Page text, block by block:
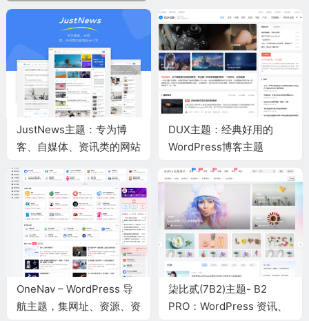
JustNews主题：专为博
客、自媒体、资讯类的网站
DUX主题：经典好用的
WordPress博客主题
OneNav – WordPress 导
航主题，集网址、资源、资
柒比贰(7B2)主题- B2
PRO：WordPress 资讯、